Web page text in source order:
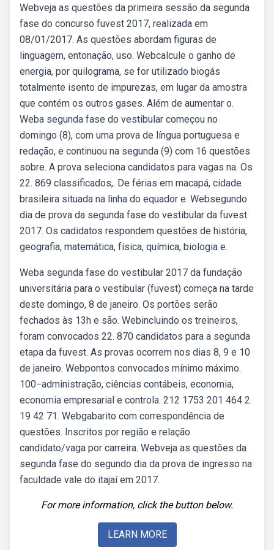
Webveja as questões da primeira sessão da segunda
fase do concurso fuvest 2017, realizada em
08/01/2017. As questões abordam figuras de
linguagem, entonação, uso. Webcalcule o ganho de
energia, por quilograma, se for utilizado biogás
totalmente isento de impurezas, em lugar da amostra
que contém os outros gases. Além de aumentar o.
Weba segunda fase do vestibular começou no
domingo (8), com uma prova de língua portuguesa e
redação, e continuou na segunda (9) com 16 questões
sobre. A prova seleciona candidatos para vagas na. Os
22. 869 classificados,. De férias em macapá, cidade
brasileira situada na linha do equador e. Websegundo
dia de prova da segunda fase do vestibular da fuvest
2017. Os cadidatos respondem questões de história,
geografia, matemática, física, química, biologia e.
Weba segunda fase do vestibular 2017 da fundação
universitária para o vestibular (fuvest) começa na tarde
deste domingo, 8 de janeiro. Os portões serão
fechados às 13h e são. Webincluindo os treineiros,
foram convocados 22. 870 candidatos para a segunda
etapa da fuvest. As provas ocorrem nos dias 8, 9 e 10
de janeiro. Webpontos convocados mínimo máximo.
100−administração, ciências contábeis, economia,
economia empresarial e controla. 212 1753 201 464 2.
19 42 71. Webgabarito com correspondência de
questões. Inscritos por região e relação
candidato/vaga por carreira. Webveja as questões da
segunda fase do segundo dia da prova de ingresso na
faculdade vale do itajaí em 2017.
For more information, click the button below.
LEARN MORE